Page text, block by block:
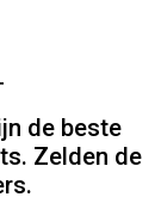
de beste
Zelden de